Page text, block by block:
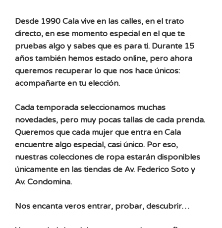
Desde 1990 Cala vive en las calles, en el trato
directo, en ese momento especial en el que te
pruebas algo y sabes que es para ti. Durante 15
años también hemos estado online, pero ahora
queremos recuperar lo que nos hace únicos:
acompañarte en tu elección.
Cada temporada seleccionamos muchas
novedades, pero muy pocas tallas de cada prenda.
Queremos que cada mujer que entra en Cala
encuentre algo especial, casi único. Por eso,
nuestras colecciones de ropa estarán disponibles
únicamente en las tiendas de Av. Federico Soto y
Av. Condomina.
Nos encanta veros entrar, probar, descubrir…